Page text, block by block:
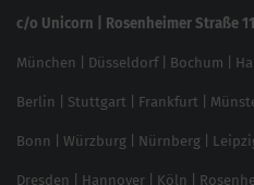
Linkbuilding 2025
Local SEO
SEO für Online Shops
Brand Monitoring 2025
c/o Unicorn | Rosenheimer Straße
München Düsseldorf| Bochum
Berlin Stuttgart Frankfurt
Bonn Würzburg Nürnberg
Dresden Hannover Köln